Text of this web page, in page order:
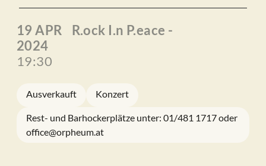
19 APR
2024
19:30
R.ock I.n P.eace -
Ausverkauft Konzert
Rest- und Barhockerplätze unter: 01/481 1717 oder
office@orpheum.at